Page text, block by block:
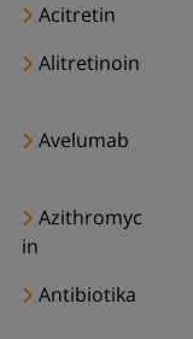
Acitretin
Alitretinoin
Avelumab
Azithromyc
in
Antibiotika